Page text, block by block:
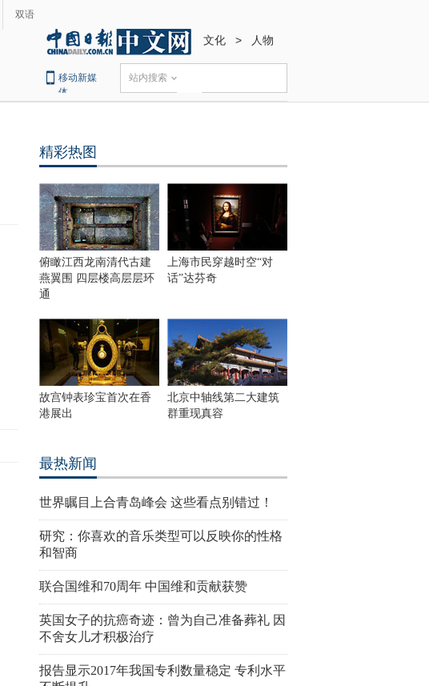
双语
文化 > 人物
移动新媒
体
站内搜索
精彩热图
俯瞰江西龙南清代古建
燕翼围 四层楼高层层环
通
上海市民穿越时空“对
话”达芬奇
故宫钟表珍宝首次在香
港展出
北京中轴线第二大建筑
群重现真容
最热新闻
世界瞩目上合青岛峰会 这些看点别错过！
研究：你喜欢的音乐类型可以反映你的性格
和智商
联合国维和70周年 中国维和贡献获赞
英国女子的抗癌奇迹：曾为自己准备葬礼 因
不舍女儿才积极治疗
报告显示2017年我国专利数量稳定 专利水平